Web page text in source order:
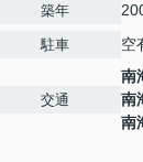
築年
駐車 空
交通
南
南
南